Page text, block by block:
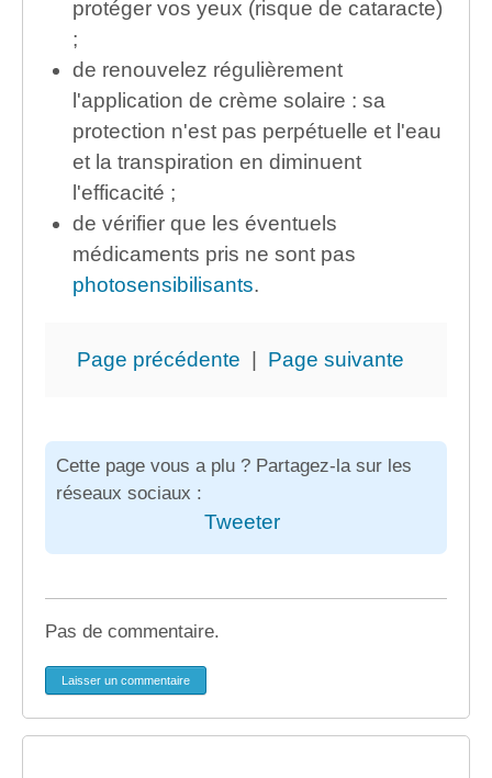
protéger vos yeux (risque de cataracte)
;
de renouvelez régulièrement
l'application de crème solaire : sa
protection n'est pas perpétuelle et l'eau
et la transpiration en diminuent
l'efficacité ;
de vérifier que les éventuels
médicaments pris ne sont pas
photosensibilisants.
Page précédente Page suivante
Cette page vous a plu ? Partagez-la sur les
réseaux sociaux :
Tweeter
Pas de commentaire.
Laisser un commentaire